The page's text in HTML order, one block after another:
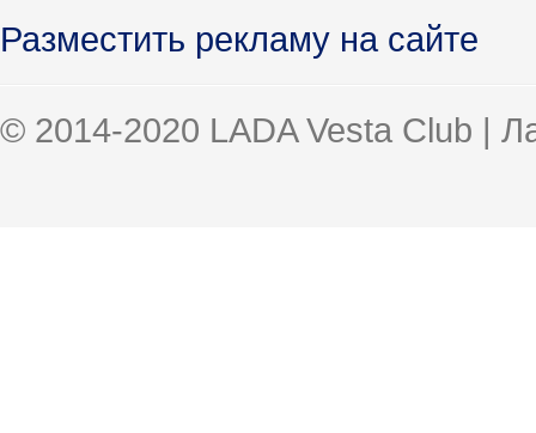
Разместить рекламу на сайте
© 2014-2020 LADA Vesta Club |